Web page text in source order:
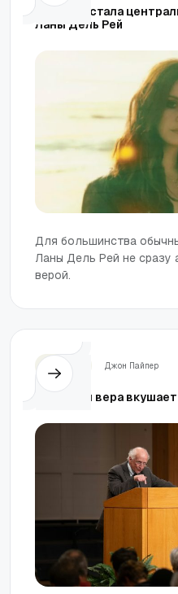
Как вера стала
Ланы Дель Рей
Для большинства
Ланы Дель Рей не сразу
верой.
Джон Пайпер
Истинная вера